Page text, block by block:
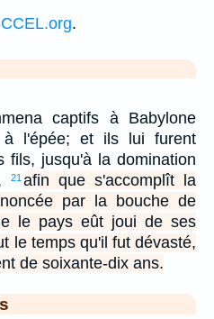
CCEL.org.
captifs à Babylone
à l'épée; et ils lui furent
fils, jusqu'à la domination
21 afin que s'accomplît la
par la bouche de
le pays eût joui de ses
le temps qu'il fut dévasté,
de soixante-dix ans.